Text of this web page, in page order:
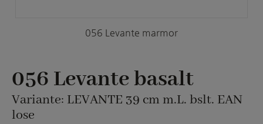
056 Levante marmor
056 Levante basalt
Variante: LEVANTE 39 cm m.L. bslt. EAN
lose